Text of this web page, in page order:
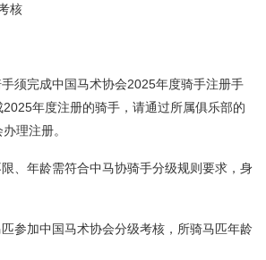
核
须完成中国马术协会2025年度骑手注册手
年度注册的骑手，请通过所属俱乐部的
理注册。
、年龄需符合中马协骑手分级规则要求，身
参加中国马术协会分级考核，所骑马匹年龄